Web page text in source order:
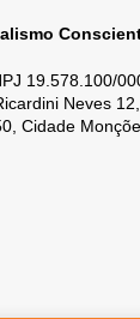
19.578.100/
Neves
Cidade